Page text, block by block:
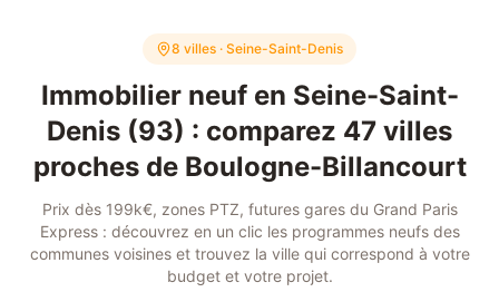
8 villes · Seine-Saint-Denis
Immobilier neuf en Seine-Saint-
Denis (93) : comparez 47 villes
proches de Boulogne-Billancourt
Prix dès 199k€, zones PTZ, futures gares du Grand Paris
Express : découvrez en un clic les programmes neufs des
communes voisines et trouvez la ville qui correspond à votre
budget et votre projet.